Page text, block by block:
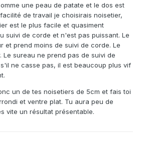
une peau de patate et le dos est
de travail je choisirais noisetier,
est le plus facile et quasiment
suivi de corde et n'est pas puissant. Le
et prend moins de suivi de corde. Le
Le sureau ne prend pas de suivi de
ne casse pas, il est beaucoup plus vif
un de tes noisetiers de 5cm et fais toi
et ventre plat. Tu aura peu de
vite un résultat présentable.